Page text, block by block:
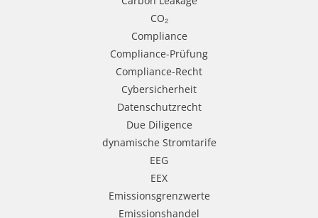
CO₂
Compliance
Compliance-Prüfung
Compliance-Recht
Cybersicherheit
Datenschutzrecht
Due Diligence
dynamische Stromtarife
EEG
EEX
Emissionsgrenzwerte
Emissionshandel